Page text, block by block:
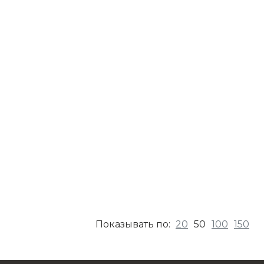
20 50 100 150